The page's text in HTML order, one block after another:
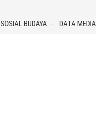
SOSIAL BUDAYA DATA MEDIA